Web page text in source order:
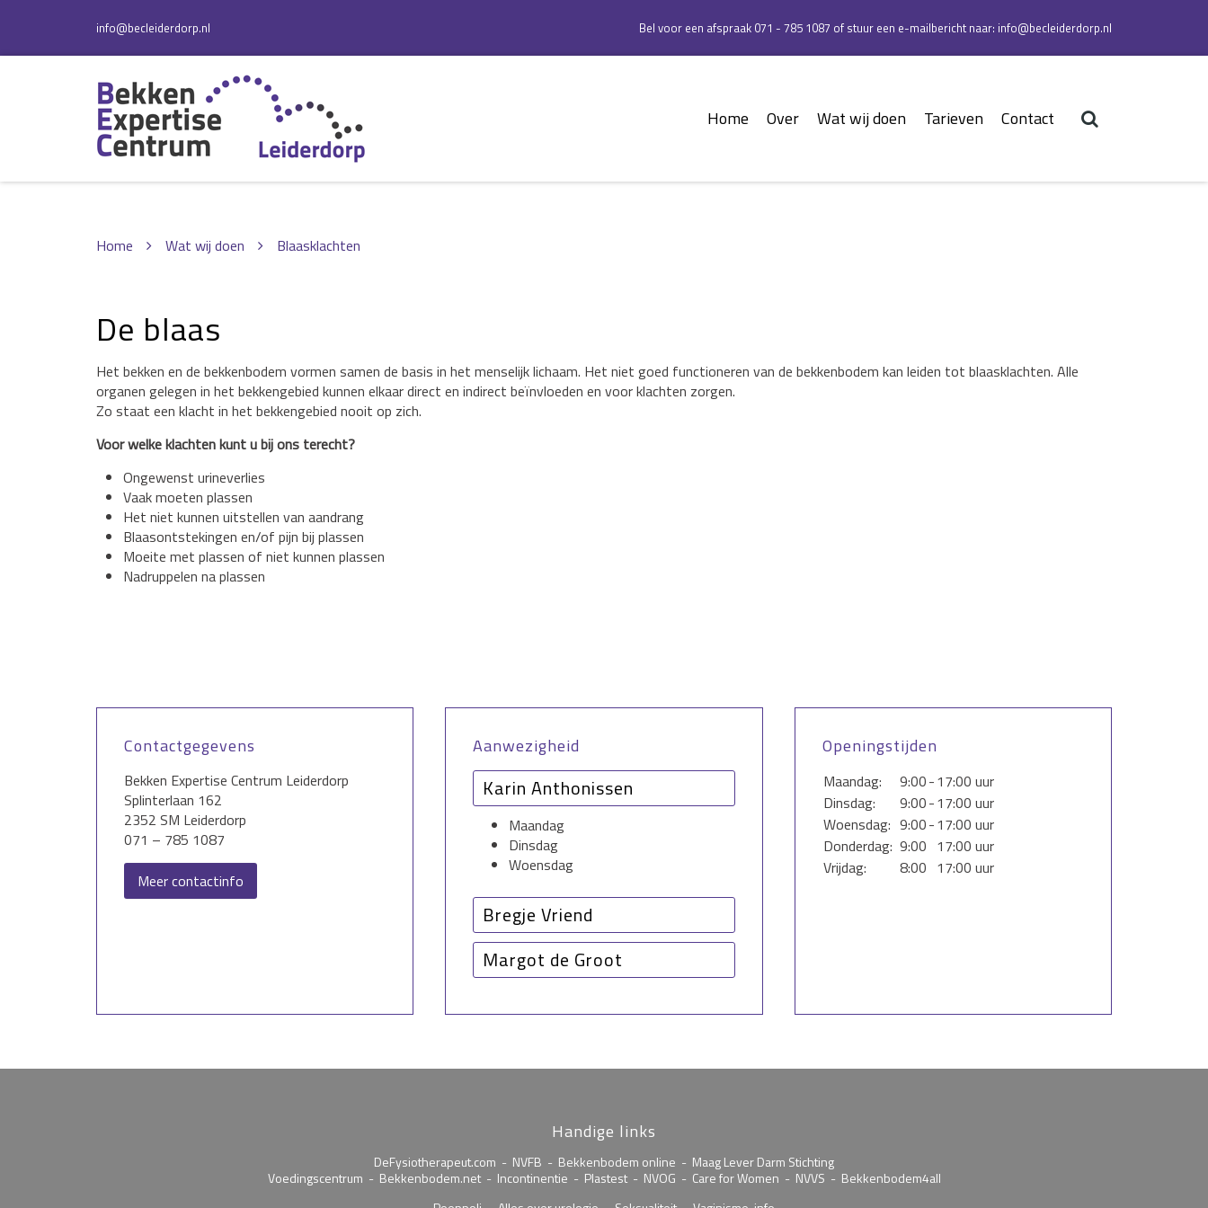
info@becleiderdorp.nl Bel voor een afspraak 071 - 785 1087 of stuur een e-mailbericht naar: info@becleiderdorp.nl
Home Over Wat wij doen Tarieven Contact
Home Wat wij doen Blaasklachten
De blaas
Het bekken en de bekkenbodem vormen samen de basis in het menselijk lichaam. Het niet goed functioneren van de bekkenbodem kan leiden tot blaasklachten. Alle
organen gelegen in het bekkengebied kunnen elkaar direct en indirect beïnvloeden en voor klachten zorgen.
Zo staat een klacht in het bekkengebied nooit op zich.
Voor welke klachten kunt u bij ons terecht?
Ongewenst urineverlies
Vaak moeten plassen
Het niet kunnen uitstellen van aandrang
Blaasontstekingen en/of pijn bij plassen
Moeite met plassen of niet kunnen plassen
Nadruppelen na plassen
Contactgegevens
Bekken Expertise Centrum Leiderdorp
Splinterlaan 162
2352 SM Leiderdorp
071 – 785 1087
Meer contactinfo
Aanwezigheid
Karin Anthonissen
Maandag
Dinsdag
Woensdag
Bregje Vriend
Maandag
Dinsdag
Donderdag
Margot de Groot
Dinsdag middag
Openingstijden
Maandag: 9:00-17:00 uur
Dinsdag:
9:00-17:00 uur
Woensdag: 9:00-17:00 uur
Donderdag: 9:00 17:00 uur
Vrijdag:
8:00 17:00 uur
Handige links
DeFysiotherapeut.com - NVFB - Bekkenbodem online - Maag Lever Darm Stichting
Voedingscentrum - Bekkenbodem.net- Incontinentie - Plastest- NVOG - Care for Women - NVVS - Bekkenbodem4all